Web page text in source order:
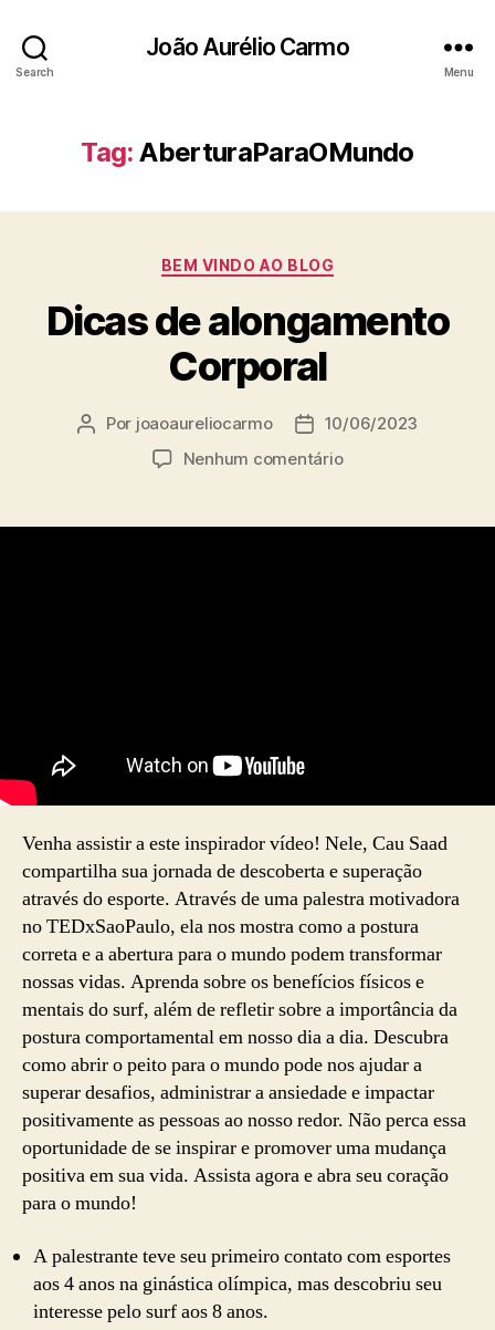
Search
João Aurélio Carmo
Menu
Tag: AberturaParaOMundo
Categorias
BEM VINDO AO BLOG
Dicas de alongamento
Corporal
Autor
Por joaoaureliocarmo
Data
de
10/06/2023
Nenhum comentárioem
alongamento
Venha assistir a este inspirador vídeo! Nele, Cau Saad
compartilha sua jornada de descoberta e superação
através do esporte. Através de uma palestra motivadora
no TEDxSaoPaulo, ela nos mostra como a postura
correta e a abertura para o mundo podem transformar
nossas vidas. Aprenda sobre os benefícios físicos e
mentais do surf, além de refletir sobre a importância da
postura comportamental em nosso dia a dia. Descubra
como abrir o peito para o mundo pode nos ajudar a
superar desafios, administrar a ansiedade e impactar
positivamente as pessoas ao nosso redor. Não perca essa
oportunidade de se inspirar e promover uma mudança
positiva em sua vida. Assista agora e abra seu coração
para o mundo!
A palestrante teve seu primeiro contato com esportes
aos 4 anos na ginástica olímpica, mas descobriu seu
interesse pelo surf aos 8 anos.